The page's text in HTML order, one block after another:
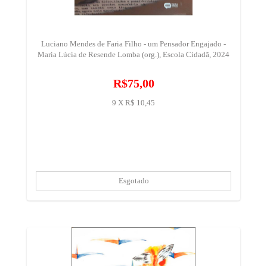
Luciano Mendes de Faria Filho - um Pensador Engajado -
Maria Lúcia de Resende Lomba (org.), Escola Cidadã, 2024
R$75,00
9 X R$ 10,45